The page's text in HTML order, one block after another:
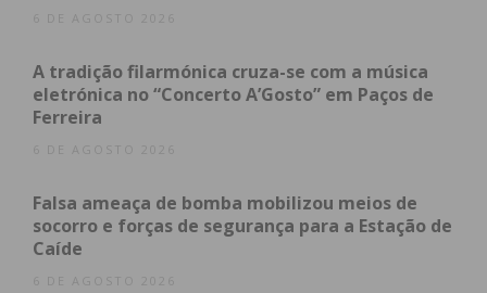
onde a juventude, a cultura e
as nossas tradições convivem
lado a lado. Lamoso tem
talento, tem história e tem
futuro, e este evento é a
prova disso”, afirma Catarina
Gomes, Presidente da Junta
6 DE AGOSTO 2026
A tradição filarmónica cruza-se com a música
eletrónica no “Concerto A’Gosto” em Paços de
Ferreira
6 DE AGOSTO 2026
Falsa ameaça de bomba mobilizou meios de
socorro e forças de segurança para a Estação de
Caíde
6 DE AGOSTO 2026